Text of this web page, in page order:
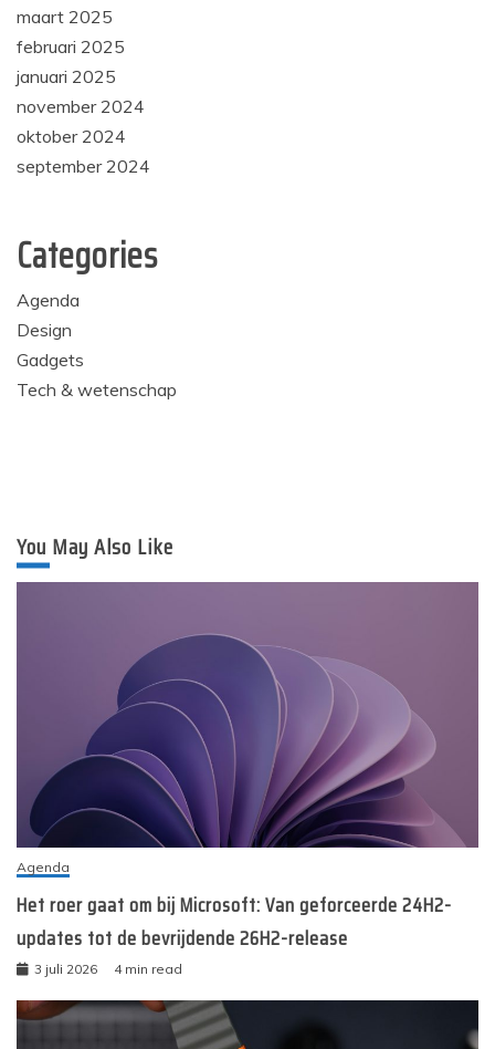
maart 2025
februari 2025
januari 2025
november 2024
oktober 2024
september 2024
Categories
Agenda
Design
Gadgets
Tech & wetenschap
You May Also Like
Agenda
Het roer gaat om bij Microsoft: Van geforceerde 24H2-
updates tot de bevrijdende 26H2-release
3 juli 2026 4 min read